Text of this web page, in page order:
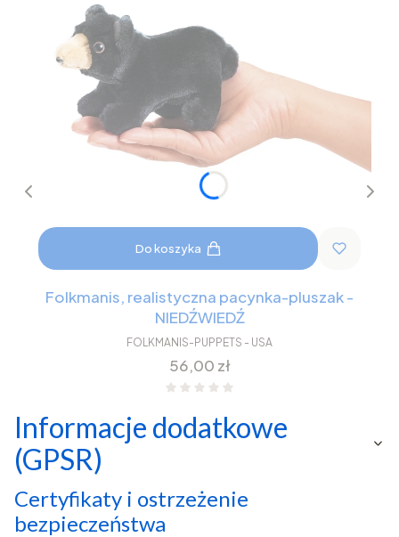
Do koszyka
Folkmanis, realistyczna pacynka-pluszak -
NIEDŹWIEDŹ
FOLKMANIS-PUPPETS - USA
Cena
56,00 zł
Informacje dodatkowe
(GPSR)
Certyfikaty i ostrzeżenie
bezpieczeństwa